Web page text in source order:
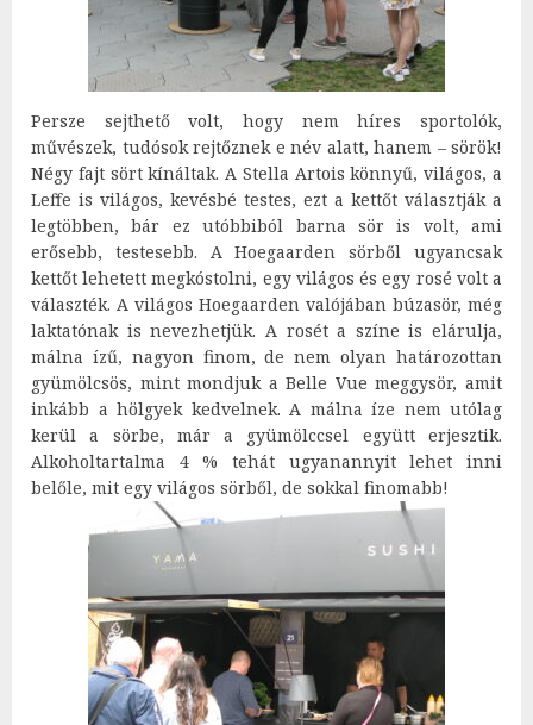
Persze sejthető volt, hogy nem híres sportolók,
művészek, tudósok rejtőznek e név alatt, hanem – sörök!
Négy fajt sört kínáltak. A Stella Artois könnyű, világos, a
Leffe is világos, kevésbé testes, ezt a kettőt választják a
legtöbben, bár ez utóbbiból barna sör is volt, ami
erősebb, testesebb. A Hoegaarden sörből ugyancsak
kettőt lehetett megkóstolni, egy világos és egy rosé volt a
választék. A világos Hoegaarden valójában búzasör, még
laktatónak is nevezhetjük. A rosét a színe is elárulja,
málna ízű, nagyon finom, de nem olyan határozottan
gyümölcsös, mint mondjuk a Belle Vue meggysör, amit
inkább a hölgyek kedvelnek. A málna íze nem utólag
kerül a sörbe, már a gyümölccsel együtt erjesztik.
Alkoholtartalma 4 % tehát ugyanannyit lehet inni
belőle, mit egy világos sörből, de sokkal finomabb!